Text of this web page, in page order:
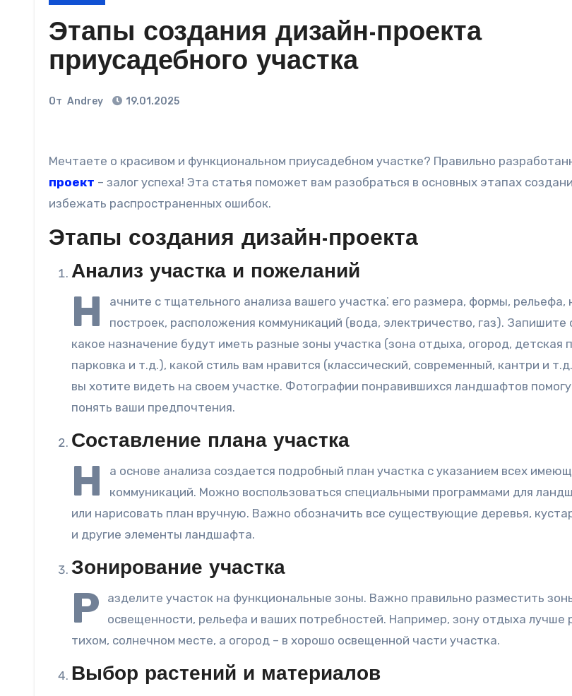
Этапы создания дизайн-проекта
приусадебного участка
От Andrey 19.01.2025
Мечтаете о красивом и функциональном приусадебном участке? Правильно
проект – залог успеха! Эта статья поможет вам разобраться в основных этапах
избежать распространенных ошибок.
Этапы создания дизайн-проекта
Анализ участка и пожеланий
Н
ачните с тщательного анализа вашего участка⁚ его размера, формы, рельефа,
построек, расположения коммуникаций (вода, электричество, газ). Запишите
какое назначение будут иметь разные зоны участка (зона отдыха, огород, детская
парковка и т.д.), какой стиль вам нравится (классический, современный, кантри и
вы хотите видеть на своем участке. Фотографии понравившихся ландшафтов
понять ваши предпочтения.
Составление плана участка
Н
а основе анализа создается подробный план участка с указанием всех
коммуникаций. Можно воспользоваться специальными программами для
или нарисовать план вручную. Важно обозначить все существующие деревья,
и другие элементы ландшафта.
Зонирование участка
Р
азделите участок на функциональные зоны. Важно правильно разместить
освещенности, рельефа и ваших потребностей. Например, зону отдыха лучше
тихом, солнечном месте, а огород – в хорошо освещенной части участка.
Выбор растений и материалов